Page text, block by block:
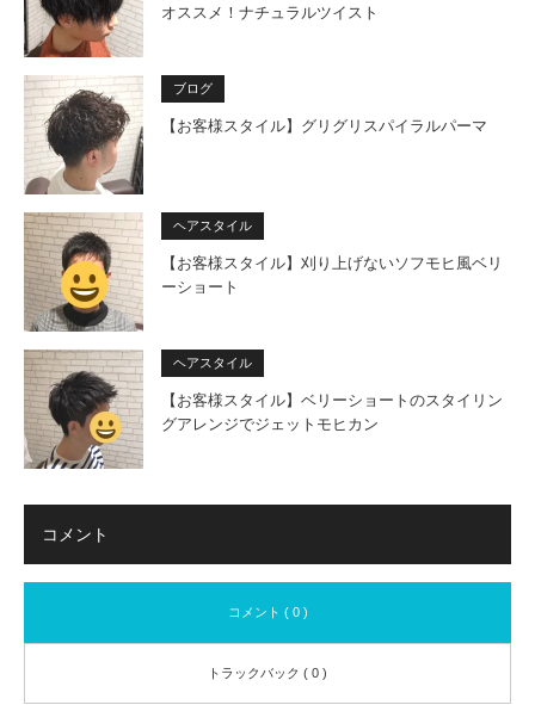
オススメ！ナチュラルツイスト
ブログ
【お客様スタイル】グリグリスパイラルパーマ
ヘアスタイル
【お客様スタイル】刈り上げないソフモヒ風ベリ
ーショート
ヘアスタイル
【お客様スタイル】ベリーショートのスタイリン
グアレンジでジェットモヒカン
コメント
コメント ( 0 )
トラックバック ( 0 )